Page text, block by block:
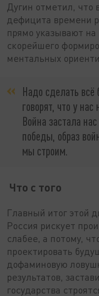
Дугин отметил, что
дефицита времени
прямо указывают
скорейшего
ментальных
Надо сделать всё
говорят, что у нас
Война застала
победы, образ
мы строим.
Что с того
Главный итог этой
Россия рискует
слабее, а потому,
проектировать
дофаминовую
результатов,
государства